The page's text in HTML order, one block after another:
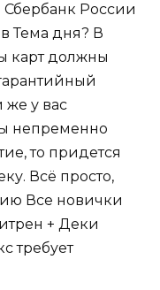
Сбербанк России
Тема дня? В
карт должны
же у вас
непременно
то придется
Всё просто,
Все новички
+ Деки
требует